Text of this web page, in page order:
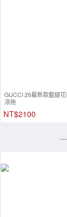
GUCCI 26最新款藍緹
涼拖
NT$2100